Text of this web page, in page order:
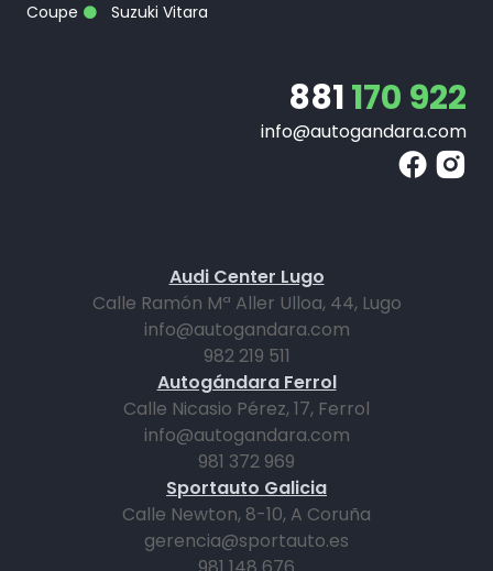
Coupe
Suzuki Vitara
881170 922
info@autogandara.com
Audi Center Lugo
Calle Ramón Mª Aller Ulloa, 44, Lugo
info@autogandara.com
982 219 511
Autogándara Ferrol
Calle Nicasio Pérez, 17, Ferrol
info@autogandara.com
981 372 969
Sportauto Galicia
Calle Newton, 8-10, A Coruña
gerencia@sportauto.es